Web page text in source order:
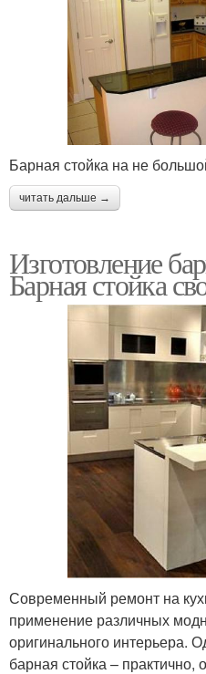
Барная стойка на не
читать дальше →
Изготовление
Барная стойка
Современный ремонт на
применение различных
оригинального интерьера.
барная стойка – практично,